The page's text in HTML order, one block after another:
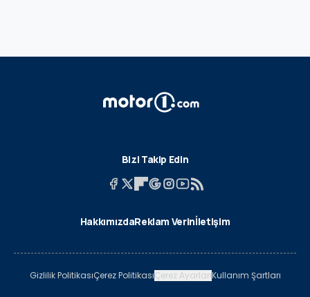
Bizi Takip Edin
HakkımızdaReklam Verinİletişim
Gizlilik PolitikasıÇerez PolitikasıÇerez AyarlarıKullanım Şartları